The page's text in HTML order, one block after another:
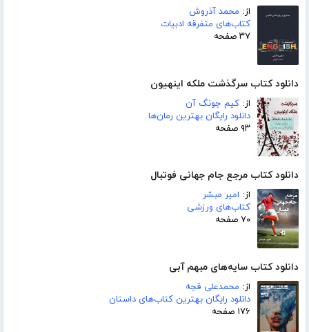
از: محمد آذروش
کتاب‌های متفرقه ادبیات
۳۷ صفحه
دانلود کتاب سرگذشت ملکه اینهیون
از: کیم جونگ آن
دانلود رایگان بهترین رمان‌ها
۹۳ صفحه
دانلود کتاب مرجع جام جهانی فوتبال
از: امیر مبشر
کتاب‌های ورزشی
۷۰ صفحه
دانلود کتاب سایه‌های مبهم آبی
از: محمدعلی قجه
دانلود رایگان بهترین کتاب‌های داستان
۱۷۶ صفحه